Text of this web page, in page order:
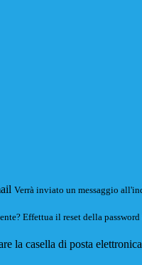
Verrà inviato un messaggio
Effettua il reset della
la casella di posta